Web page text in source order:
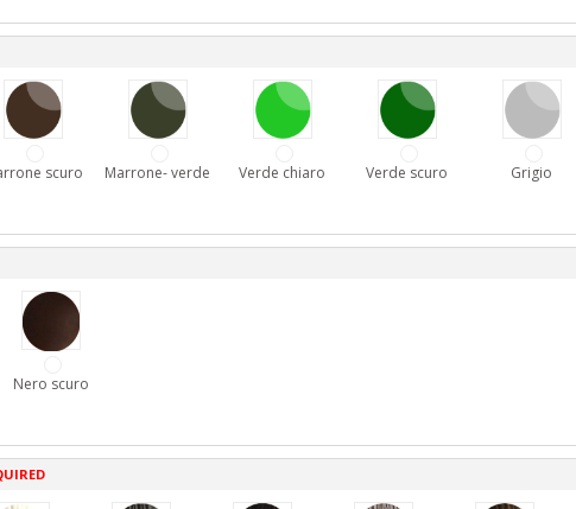
scuro Marrone- verde Verde chiaro Verde scuro Grigio
Nero scuro